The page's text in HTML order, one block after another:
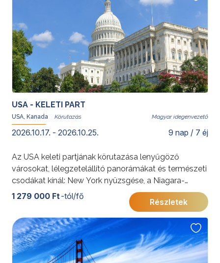
USA - KELETI PART
USA, Kanada Magyar idegenvezető
2026.10.17. - 2026.10.25. 9 nap / 7 éj
Az USA keleti partjának körutazása lenyűgöző
városokat, lélegzetelállító panorámákat és természeti
csodákat kínál: New York nyüzsgése, a Niagara-
vízesés ereje és Washington történelmi emlékei
felejthetetlen élményt nyújtanak. A felhőkarcolóktól a
tóvidékig, ez az utazás Amerika sokszínűségét tárja
fel.
További érdekességekért az Amerikai Egyesült
Államokról kattintson ide.
1 279 000 Ft -tól/fő
Részletek